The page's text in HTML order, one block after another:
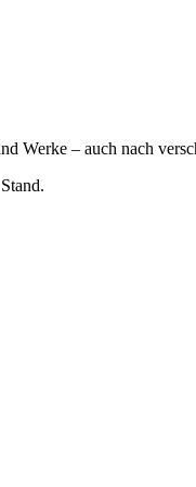
Werke – auch nach